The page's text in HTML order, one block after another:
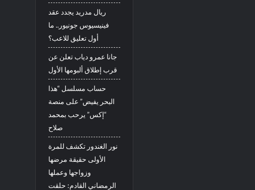
ريال مدريد يجدد عقد
فينيسيوس جونيور.. ما
أول تعليق للاعب؟
جانا عمرو دياب تعلن عن
قرب إطلاق ألبومها الأول
حساب مسلسل “هذا
البحر يفيض” على منصة
“إكس” يرحب بمحمد
صلاح
نور الغندور تكشف للمرة
الأولى حقيقة مرضها
وزواجها وعملها
الرمضاني القادم: حلقت